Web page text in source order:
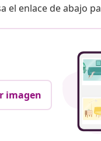
el enlace de abajo
imagen